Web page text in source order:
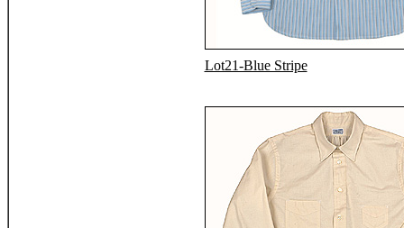
Lot21-Blue Stripe